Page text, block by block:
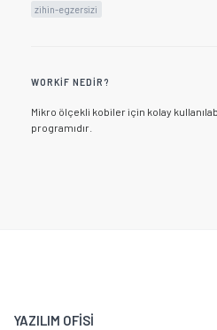
zihin-egzersizi
WORKIF NEDIR?
Mikro ölçekli kobiler için kolay
programıdır.
YAZILIM OFİSİ